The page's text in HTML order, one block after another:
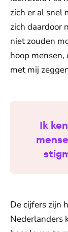
zich er al snel
zich daardoor
niet zouden
hoop
met mij
Ik
De cijfers zijn
Nederlanders